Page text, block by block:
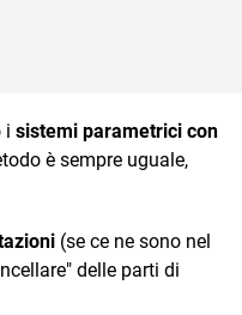
i sistemi parametrici con
è sempre uguale,
(se ce ne sono nel
delle parti di